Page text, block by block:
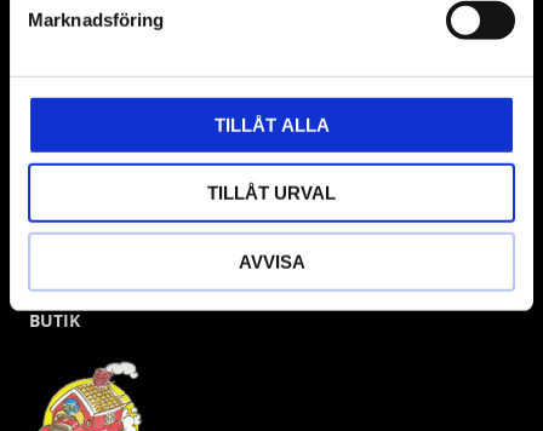
Marknadsföring
TILLÅT ALLA
TILLÅT URVAL
AVVISA
gärna om vad som helst då vi gör vårt yttersta för att hjälpa
BUTIK